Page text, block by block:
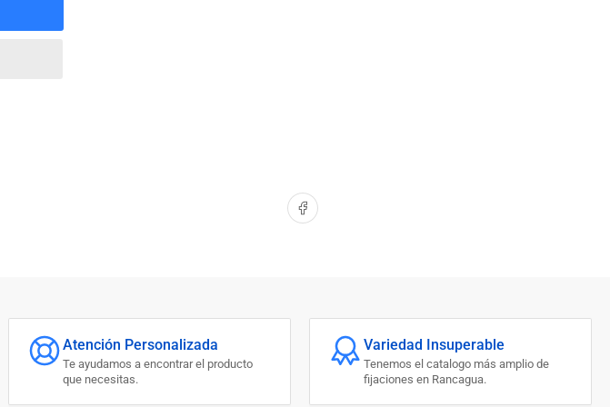
Compartir en Facebook
Atención Personalizada
Te ayudamos a encontrar el producto
que necesitas.
Variedad Insuperable
Tenemos el catalogo más amplio de
fijaciones en Rancagua.